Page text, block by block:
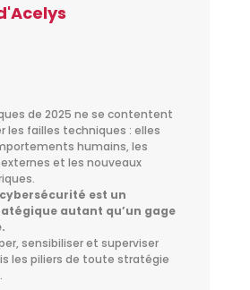
de 2025 ne se contentent
les failles techniques : elles
humains, les
et les nouveaux
est un
autant qu’un gage
sensibiliser et superviser
les piliers de toute stratégie